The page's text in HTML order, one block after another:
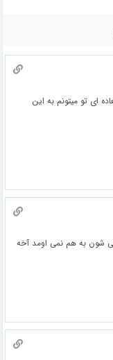
ای تو میتونم به این
شون به هم نمی اومد آخه